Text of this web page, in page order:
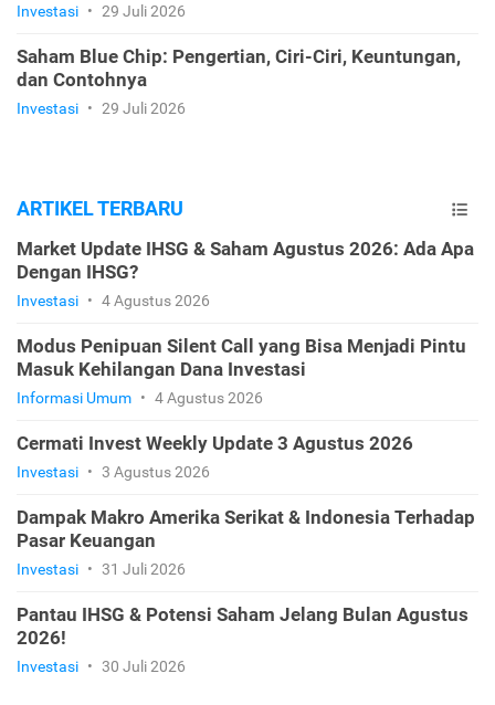
Investasi • 29 Juli 2026
Saham Blue Chip: Pengertian, Ciri-Ciri, Keuntungan,
dan Contohnya
Investasi • 29 Juli 2026
ARTIKEL TERBARU
Market Update IHSG & Saham Agustus 2026: Ada Apa
Dengan IHSG?
Investasi • 4 Agustus 2026
Modus Penipuan Silent Call yang Bisa Menjadi Pintu
Masuk Kehilangan Dana Investasi
Informasi Umum • 4 Agustus 2026
Cermati Invest Weekly Update 3 Agustus 2026
Investasi • 3 Agustus 2026
Dampak Makro Amerika Serikat & Indonesia Terhadap
Pasar Keuangan
Investasi • 31 Juli 2026
Pantau IHSG & Potensi Saham Jelang Bulan Agustus
2026!
Investasi • 30 Juli 2026